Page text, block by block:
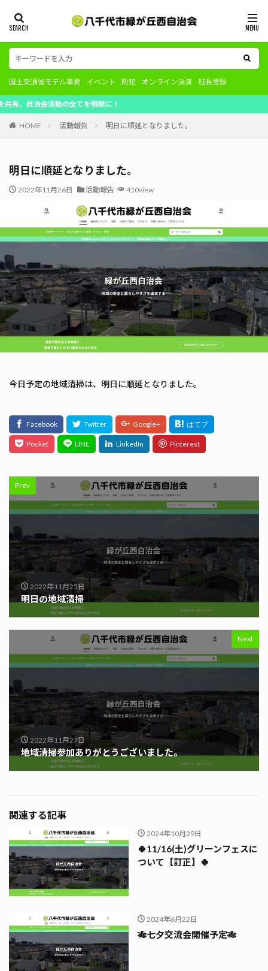
国土交通省モデル事業 イベント 防犯 オンライン決済 班長登録
会活動の全てを明瞭に！
HOME 活動報告 明日に順延となりました。
明日に順延となりました。
2022年11月26日 活動報告 410view
今日予定の地域清掃は、明日に順延となりました。
Prev
2022年11月25日
明日の地域清掃
Next
2022年11月27日
地域清掃参加ありがとうございました。
関連する記事
2024年10月29日
🍀11/16(土)グリーンフェスに
ついて【訂正】🍀
2024年6月22日
🎋七夕交流会開催予定🎋